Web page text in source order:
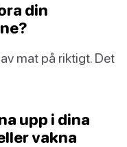
din
mat på riktigt. Det
upp i dina
vakna